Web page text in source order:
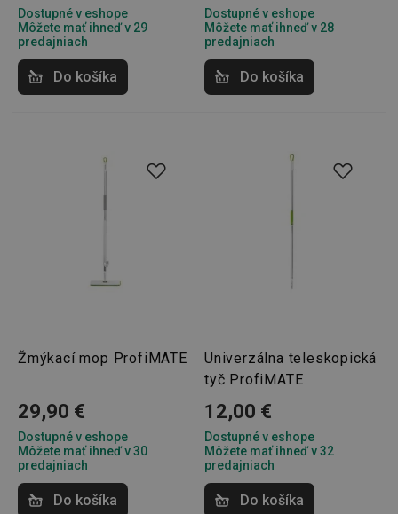
Dostupné v eshope
Môžete mať ihneď v 29
predajniach
Do košíka
Dostupné v eshope
Môžete mať ihneď v 28
predajniach
Do košíka
Žmýkací mop ProfiMATE
29,90 €
Dostupné v eshope
Môžete mať ihneď v 30
predajniach
Do košíka
Univerzálna teleskopická
tyč ProfiMATE
12,00 €
Dostupné v eshope
Môžete mať ihneď v 32
predajniach
Do košíka